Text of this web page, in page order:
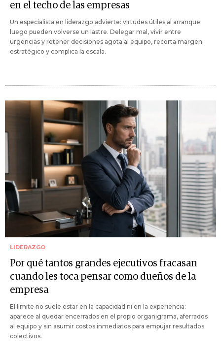
en el techo de las empresas
Un especialista en liderazgo advierte: virtudes útiles al arranque
luego pueden volverse un lastre. Delegar mal, vivir entre
urgencias y retener decisiones agota al equipo, recorta margen
estratégico y complica la escala.
LIDERAZGO
Por qué tantos grandes ejecutivos fracasan
cuando les toca pensar como dueños de la
empresa
El límite no suele estar en la capacidad ni en la experiencia:
aparece al quedar encerrados en el propio organigrama, aferrados
al equipo y sin asumir costos inmediatos para empujar resultados
colectivos.